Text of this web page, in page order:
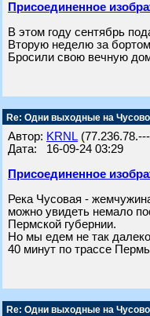
Присоединенное
В этом году сентябрь
Вторую неделю за
Бросили свою вечную
Re: Одни выходные на
Автор: KRNL
Дата: 16-09-24 03:29
Присоединенное
Река Чусовая -
можно увидеть немало
Пермской губернии.
Но мы едем не так
40 минут по трассе
Re: Одни выходные на